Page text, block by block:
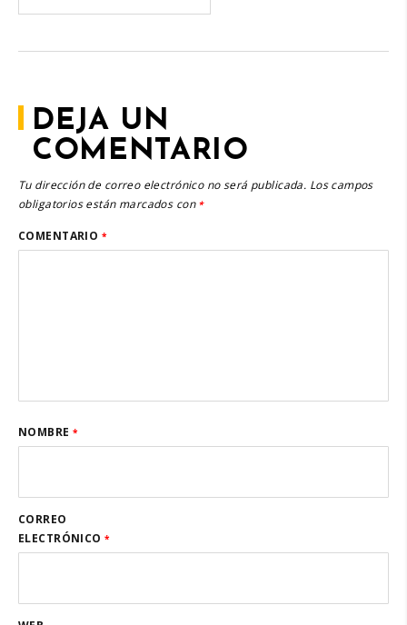
DEJA UN
COMENTARIO
Tu dirección de correo electrónico no será publicada. Los campos
obligatorios están marcados con *
COMENTARIO *
NOMBRE *
CORREO
ELECTRÓNICO*